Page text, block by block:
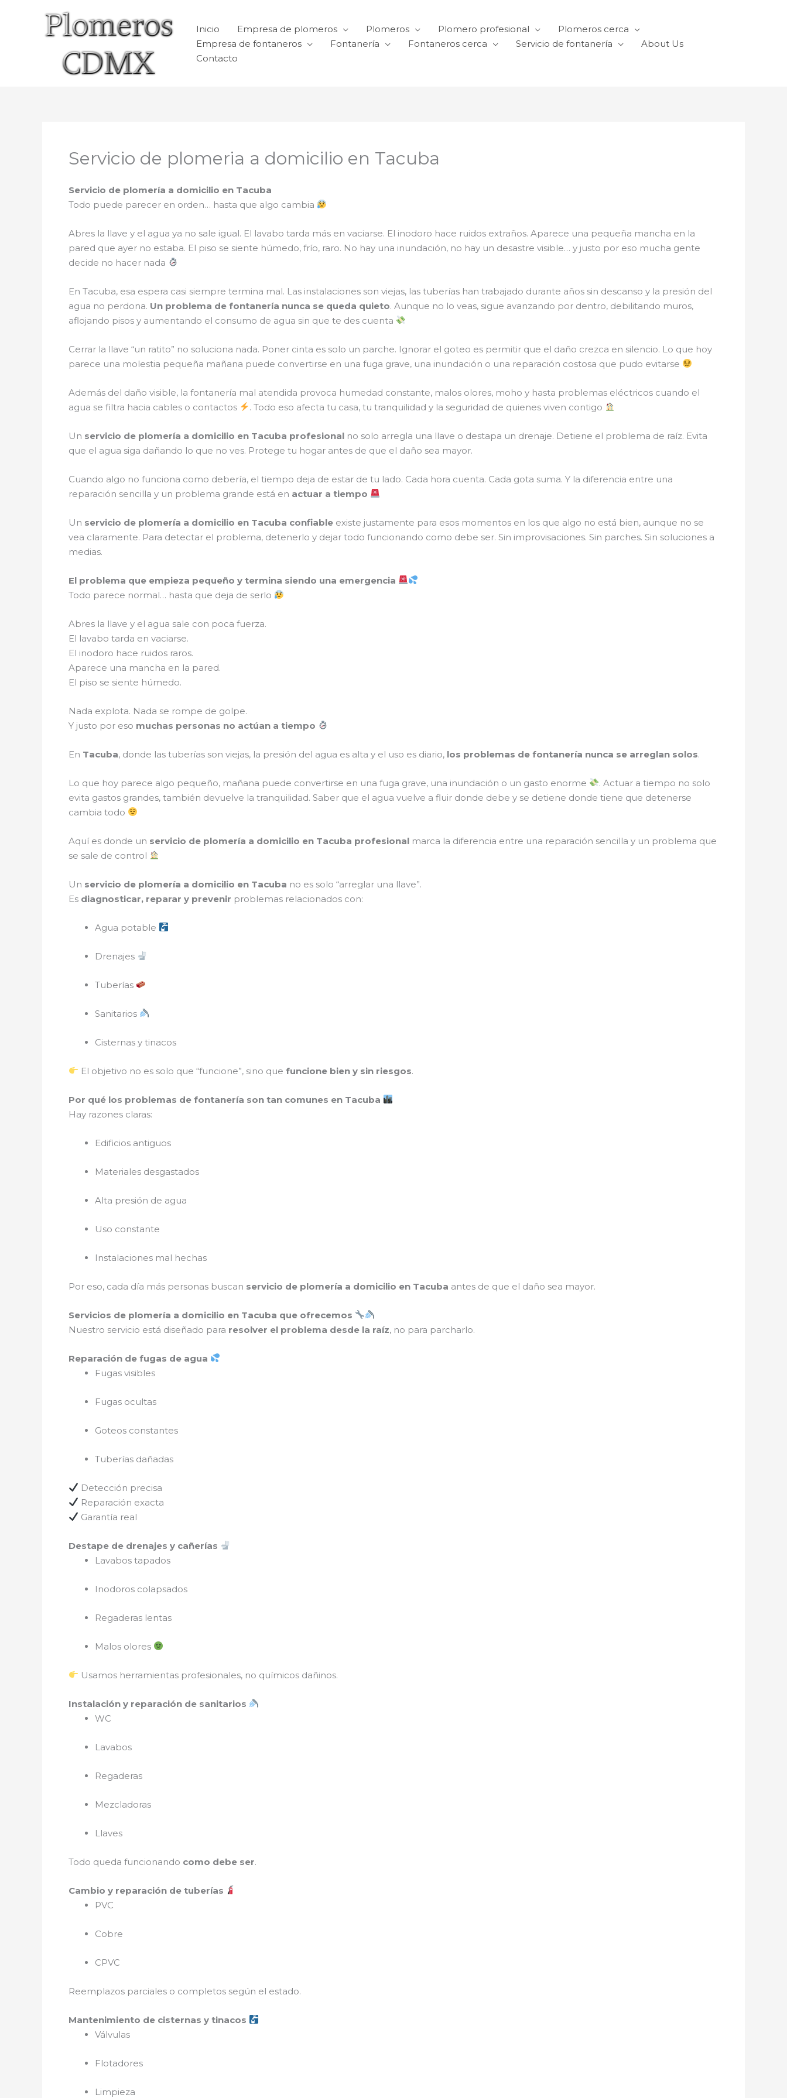
Inicio Empresa de plomeros Plomeros Plomero profesional
Plomeros cerca
Empresa de fontaneros
Fontanería Fontaneros cerca Servicio de fontanería
About Us
Contacto
Servicio de plomeria a domicilio en Tacuba
Servicio de plomería a domicilio en Tacuba
Todo puede parecer en orden… hasta que algo cambia
Abres la llave y el agua ya no sale igual. El lavabo tarda más en vaciarse. El inodoro hace ruidos extraños. Aparece una pequeña mancha en la
pared que ayer no estaba. El piso se siente húmedo, frío, raro. No hay una inundación, no hay un desastre visible… y justo por eso mucha gente
decide no hacer nada
En Tacuba, esa espera casi siempre termina mal. Las instalaciones son viejas, las tuberías han trabajado durante años sin descanso y la presión del
agua no perdona. Un problema de fontanería nunca se queda quieto. Aunque no lo veas, sigue avanzando por dentro, debilitando muros,
aflojando pisos y aumentando el consumo de agua sin que te des cuenta
Cerrar la llave “un ratito” no soluciona nada. Poner cinta es solo un parche. Ignorar el goteo es permitir que el daño crezca en silencio. Lo que hoy
parece una molestia pequeña mañana puede convertirse en una fuga grave, una inundación o una reparación costosa que pudo evitarse
Además del daño visible, la fontanería mal atendida provoca humedad constante, malos olores, moho y hasta problemas eléctricos cuando el
agua se filtra hacia cables o contactos
. Todo eso afecta tu casa, tu tranquilidad y la seguridad de quienes viven contigo
Un servicio de plomería a domicilio en Tacuba profesional no solo arregla una llave o destapa un drenaje. Detiene el problema de raíz. Evita
que el agua siga dañando lo que no ves. Protege tu hogar antes de que el daño sea mayor.
Cuando algo no funciona como debería, el tiempo deja de estar de tu lado. Cada hora cuenta. Cada gota suma. Y la diferencia entre una
reparación sencilla y un problema grande está en actuar a tiempo
Un servicio de plomería a domicilio en Tacuba confiable existe justamente para esos momentos en los que algo no está bien, aunque no se
vea claramente. Para detectar el problema, detenerlo y dejar todo funcionando como debe ser. Sin improvisaciones. Sin parches. Sin soluciones a
medias.
El problema que empieza pequeño y termina siendo una emergencia
Todo parece normal… hasta que deja de serlo
Abres la llave y el agua sale con poca fuerza.
El lavabo tarda en vaciarse.
El inodoro hace ruidos raros.
Aparece una mancha en la pared.
El piso se siente húmedo.
Nada explota. Nada se rompe de golpe.
Y justo por eso muchas personas no actúan a tiempo
En Tacuba, donde las tuberías son viejas, la presión del agua es alta y el uso es diario, los problemas de fontanería nunca se arreglan solos.
Lo que hoy parece algo pequeño, mañana puede convertirse en una fuga grave, una inundación o un gasto enorme
. Actuar a tiempo no solo
evita gastos grandes, también devuelve la tranquilidad. Saber que el agua vuelve a fluir donde debe y se detiene donde tiene que detenerse
cambia todo
Aquí es donde un servicio de plomería a domicilio en Tacuba profesional marca la diferencia entre una reparación sencilla y un problema que
se sale de control
Un servicio de plomería a domicilio en Tacuba no es solo “arreglar una llave”.
Es diagnosticar, reparar y prevenir problemas relacionados con:
Agua potable
Drenajes
Tuberías
Sanitarios
Cisternas y tinacos
El objetivo no es solo que “funcione”, sino quefuncione bien y sin riesgos.
Por qué los problemas de fontanería son tan comunes en Tacuba
Hay razones claras:
Edificios antiguos
Materiales desgastados
Alta presión de agua
Uso constante
Instalaciones mal hechas
Por eso, cada día más personas buscan servicio de plomería a domicilio en Tacuba antes de que el daño sea mayor.
Servicios de plomería a domicilio en Tacuba que ofrecemos
Nuestro servicio está diseñado para resolver el problema desde la raíz, no para parcharlo.
Reparación de fugas de agua
Fugas visibles
Fugas ocultas
Goteos constantes
Tuberías dañadas
Detección precisa
Reparación exacta
Garantía real
Destape de drenajes y cañerías
Lavabos tapados
Inodoros colapsados
Regaderas lentas
Malos olores
Usamos herramientas profesionales, no químicos dañinos.
Instalación y reparación de sanitarios
WC
Lavabos
Regaderas
Mezcladoras
Llaves
Todo queda funcionando como debe ser.
Cambio y reparación de tuberías
PVC
Cobre
CPVC
Reemplazos parciales o completos según el estado.
Mantenimiento de cisternas y tinacos
Válvulas
Flotadores
Limpieza